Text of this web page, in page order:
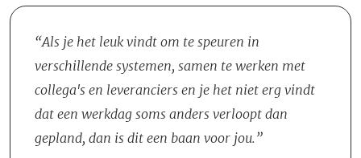
voorkomt. Tevens adviseer je in- en externe klanten over de
aanleverinstructies en het aanmeldproces, zodat vertragingen en
kwaliteitsverlies in het vervolgproces worden voorkomen. Daarbij
plan je onder andere de levering van containers en vrachtwagens
ontvangstproces.
verschillende productsegmenten, vorm je een hecht team dat
elkaar ondersteunt en waarneemt bij afwezigheid. Jullie werken
nauw samen om een optimale planning en kwaliteitscontrole te
waarborgen, waarbij jullie samen als team verantwoordelijk zijn
seizoensafhankelijk. Dit betekent dat de werkdruk kan variëren,
Als je het leuk vindt om te speuren in
verschillende systemen, samen te werken met
collega's en leveranciers en je het niet erg vindt
dat een werkdag soms anders verloopt dan
gepland, dan is dit een baan voor jou.